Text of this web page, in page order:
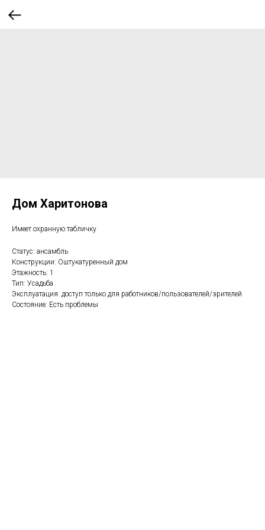
Дом Харитонова
Имеет охранную табличку
Статус: ансамбль
Конструкции: Оштукатуренный дом
Этажность: 1
Тип: Усадьба
Эксплуатация: доступ только для работников/пользователей/зрителей
Состояние: Есть проблемы